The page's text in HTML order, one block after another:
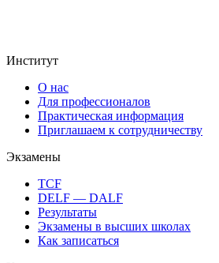
Институт
О нас
Для профессионалов
Практическая информация
Приглашаем к сотрудничеству
Экзамены
TCF
DELF — DALF
Результаты
Экзамены в высших школах
Как записаться